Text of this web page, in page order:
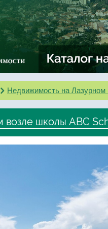
Недвижимость на Лазурном
возле школы ABC